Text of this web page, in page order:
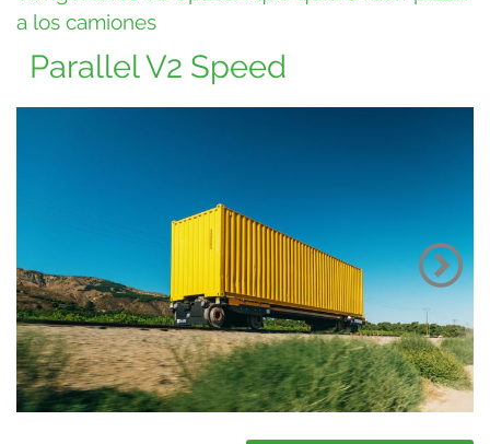
a los camiones
Parallel V2 Speed